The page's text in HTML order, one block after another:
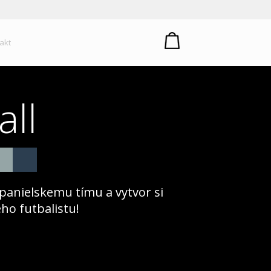
tímu a vytvor si
futbalistu!